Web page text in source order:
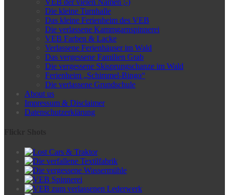
Die kleine Turnhalle
Das kleine Ferienheim des VEB
Die verlassene Kammgarnspinnerei
VEB Farben & Lacke
Verlassene Ferienhäuser im Wald
Das vergessene Familien Grab
Die vergessene Skisprungschanze im Wald
Ferienheim „Schimmel-Bingo“
Die verlassene Grundschule
About us
Impressum & Disclaimer
Datenschutzerklärung